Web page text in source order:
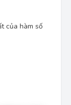
của hàm số